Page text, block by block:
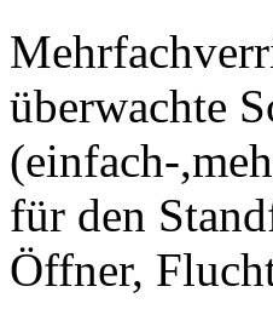
überwachte
(einfach-
für den
Öffner,